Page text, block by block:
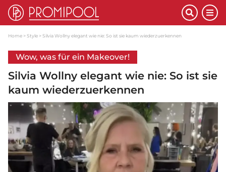
Home Style Silvia Wollny elegant wie nie: So ist sie kaum wiederzuerkennen
Wow, was für ein Makeover!
Silvia Wollny elegant wie nie: So ist sie
kaum wiederzuerkennen